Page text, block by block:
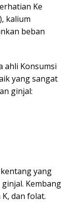
Ke
kalium
beban
ahli Konsumsi
yang sangat
ginjal:
yang
Kembang
dan folat.